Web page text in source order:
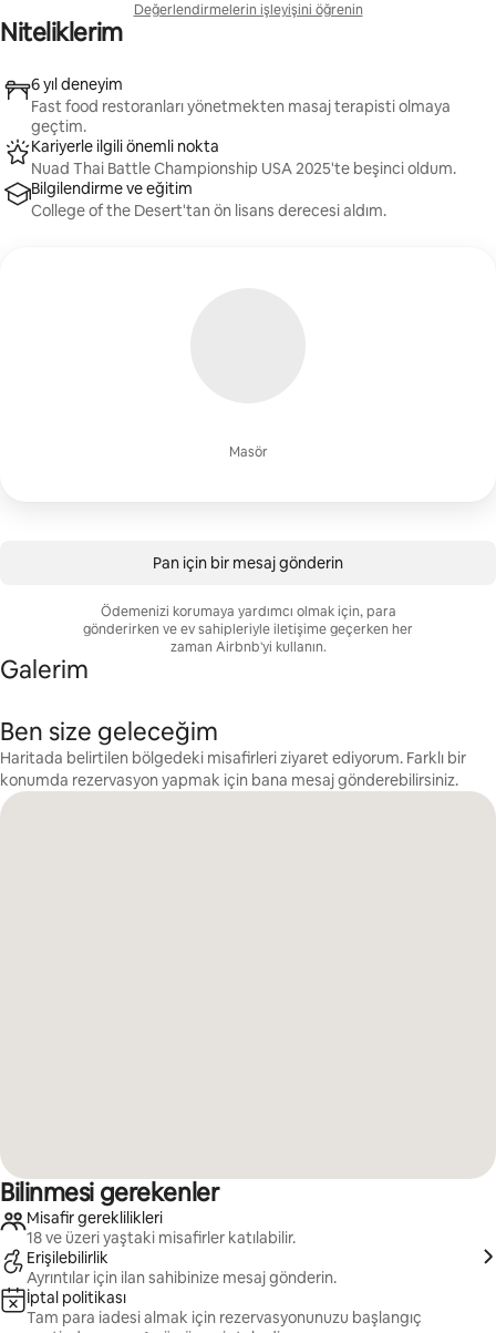
Değerlendirmelerin işleyişini öğrenin
Niteliklerim
Masör
6 yıl deneyim
Fast food restoranları yönetmekten masaj terapisti olmaya
geçtim.
Kariyerle ilgili önemli nokta
Nuad Thai Battle Championship USA 2025'te beşinci oldum.
Bilgilendirme ve eğitim
College of the Desert'tan ön lisans derecesi aldım.
Pan için bir mesaj gönderin
Ödemenizi korumaya yardımcı olmak için, para
gönderirken ve ev sahipleriyle iletişime geçerken her
zaman Airbnb'yi kullanın.
Galerim
Ben size geleceğim
Haritada belirtilen bölgedeki misafirleri ziyaret ediyorum. Farklı bir
konumda rezervasyon yapmak için bana mesaj gönderebilirsiniz.
Bilinmesi gerekenler
Misafir gereklilikleri
18 ve üzeri yaştaki misafirler katılabilir.
Erişilebilirlik
Ayrıntılar için ilan sahibinize mesaj gönderin.
İptal politikası
Tam para iadesi almak için rezervasyonunuzu başlangıç